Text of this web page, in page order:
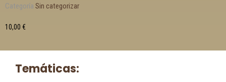
Temáticas:
Categoría Sin categorizar
10,00 €